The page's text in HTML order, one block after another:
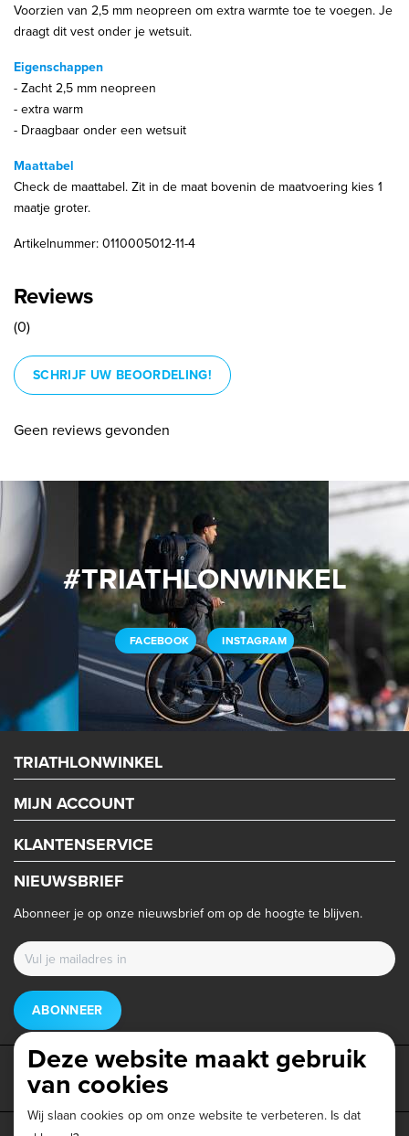
Voorzien van 2,5 mm neopreen om extra warmte toe te voegen. Je
draagt dit vest onder je wetsuit.
Eigenschappen
- Zacht 2,5 mm neopreen
- extra warm
- Draagbaar onder een wetsuit
Maattabel
Check de maattabel. Zit in de maat bovenin de maatvoering kies 1
maatje groter.
Artikelnummer: 0110005012-11-4
Reviews
(0)
SCHRIJF UW BEOORDELING!
Geen reviews gevonden
#TRIATHLONWINKEL
FACEBOOK INSTAGRAM
TRIATHLONWINKEL
MIJN ACCOUNT
KLANTENSERVICE
NIEUWSBRIEF
Abonneer je op onze nieuwsbrief om op de hoogte te blijven.
ABONNEER
Deze website maakt gebruik
van cookies
Wij slaan cookies op om onze website te verbeteren. Is dat